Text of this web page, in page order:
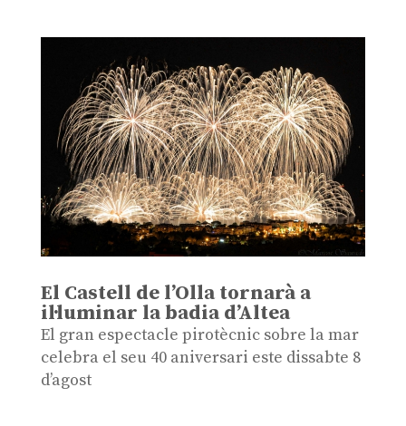
El Castell de l’Olla tornarà a
il·luminar la badia d’Altea
El gran espectacle pirotècnic sobre la mar
celebra el seu 40 aniversari este dissabte 8
d’agost